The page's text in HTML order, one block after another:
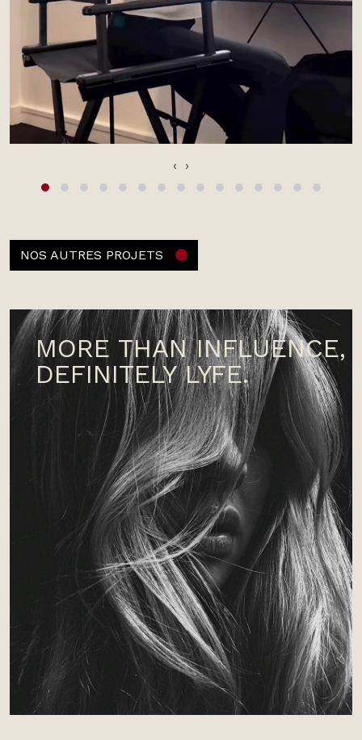
‹ ›
NOS AUTRES PROJETS
MORE THAN INFLUENCE,
DEFINITELY LYFE.